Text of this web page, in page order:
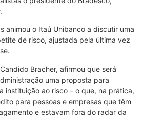
animou o Itaú Unibanco a discutir uma
de risco, ajustada pela última vez
Bracher, afirmou que será
uma proposta para
instituição ao risco – o que, na prática,
para pessoas e empresas que têm
e estavam fora do radar da